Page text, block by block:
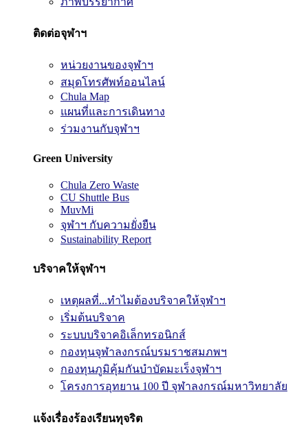
ติดต่อจุฬาฯ
หน่วยงานของจุฬาฯ
สมุดโทรศัพท์ออนไลน์
Chula Map
แผนที่และการเดินทาง
ร่วมงานกับจุฬาฯ
Green University
Chula Zero Waste
CU Shuttle Bus
MuvMi
จุฬาฯ กับความยั่งยืน
Sustainability Report
บริจาคให้จุฬาฯ
เหตุผลที่...ทำไมต้องบริจาคให้จุฬาฯ
เริ่มต้นบริจาค
ระบบบริจาคอิเล็กทรอนิกส์
กองทุนจุฬาลงกรณ์บรมราชสมภพฯ
กองทุนภูมิคุ้มกันบำบัดมะเร็งจุฬาฯ
โครงการอุทยาน 100 ปี จุฬาลงกรณ์มหาวิทยาลัย
แจ้งเรื่องร้องเรียนทุจริต